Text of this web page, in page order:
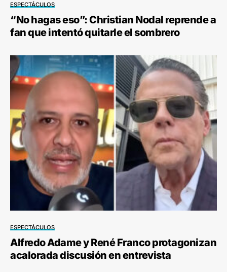
ESPECTÁCULOS
“No hagas eso”: Christian Nodal reprende a
fan que intentó quitarle el sombrero
ESPECTÁCULOS
Alfredo Adame y René Franco protagonizan
acalorada discusión en entrevista